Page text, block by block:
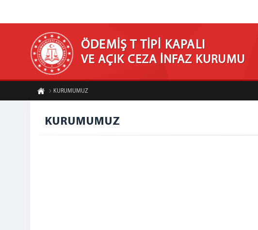
ÖDEMİŞ T TİPİ KAPALI
VE AÇIK CEZA İNFAZ KURUMU
KURUMUMUZ
KURUMUMUZ